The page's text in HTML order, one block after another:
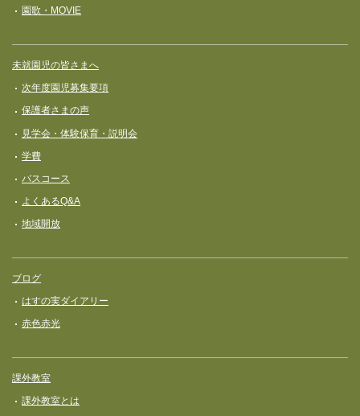
園歌・MOVIE
未就園児の皆さまへ
次年度園児募集要項
保護者さまの声
見学会・体験保育・説明会
学費
バスコース
よくあるQ&A
地域開放
ブログ
はすの実ダイアリー
赤色赤光
課外教室
課外教室とは